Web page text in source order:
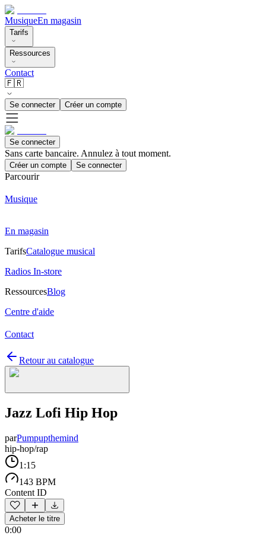
MusiqueEn magasin
Tarifs
Ressources
Contact
🇫🇷
Se connecter Créer un compte
Se connecter
Sans carte bancaire. Annulez à tout moment.
Créer un compte Se connecter
Parcourir
Musique
En magasin
TarifsCatalogue musical
Radios In-store
RessourcesBlog
Centre d'aide
Contact
Retour au catalogue
Jazz Lofi Hip Hop
parPumpupthemind
hip-hop/rap
1:15
143 BPM
Content ID
Acheter le titre
0:00